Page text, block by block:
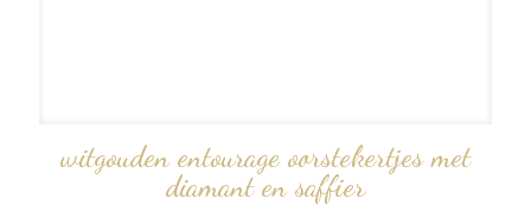
witgouden entourage oorstekertjes met
diamant en saffier